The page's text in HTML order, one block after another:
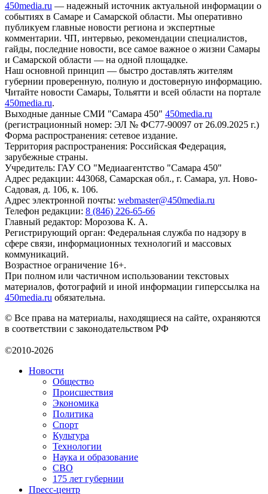
450media.ru — надежный источник актуальной информации о
событиях в Самаре и Самарской области. Мы оперативно
публикуем главные новости региона и экспертные
комментарии. ЧП, интервью, рекомендации специалистов,
гайды, последние новости, все самое важное о жизни Самары
и Самарской области — на одной площадке.
Наш основной принцип — быстро доставлять жителям
губернии проверенную, полную и достоверную информацию.
Читайте новости Самары, Тольятти и всей области на портале
450media.ru.
Выходные данные СМИ "Самара 450" 450media.ru
(регистрационный номер: ЭЛ № ФС77-90097 от 26.09.2025 г.)
Форма распространения: сетевое издание.
Территория распространения: Российская Федерация,
зарубежные страны.
Учредитель: ГАУ СО "Медиаагентство "Самара 450"
Адрес редакции: 443068, Самарская обл., г. Самара, ул. Ново-
Садовая, д. 106, к. 106.
Адрес электронной почты: webmaster@450media.ru
Телефон редакции: 8 (846) 226-65-66
Главный редактор: Морозова К. А.
Регистрирующий орган: Федеральная служба по надзору в
сфере связи, информационных технологий и массовых
коммуникаций.
Возрастное ограничение 16+.
При полном или частичном использовании текстовых
материалов, фотографий и иной информации гиперссылка на
450media.ru обязательна.
© Все права на материалы, находящиеся на сайте, охраняются
в соответствии с законодательством РФ
©2010-2026
Новости
Общество
Происшествия
Экономика
Политика
Спорт
Культура
Технологии
Наука и образование
СВО
175 лет губернии
Пресс-центр